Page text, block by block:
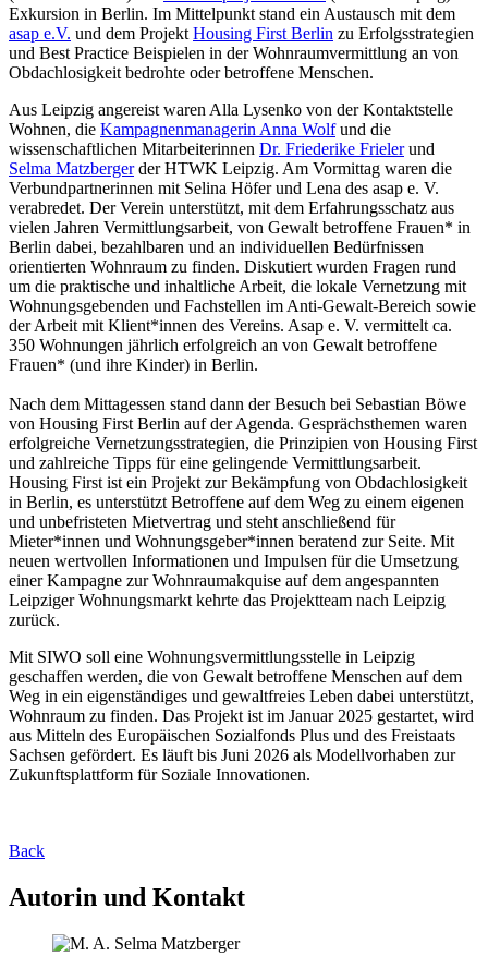
Exkursion in Berlin. Im Mittelpunkt stand ein Austausch mit dem
asap e.V. und dem Projekt Housing First Berlin zu Erfolgsstrategien
und Best Practice Beispielen in der Wohnraumvermittlung an von
Obdachlosigkeit bedrohte oder betroffene Menschen.
Aus Leipzig angereist waren Alla Lysenko von der Kontaktstelle
Wohnen, die Kampagnenmanagerin Anna Wolfund die
wissenschaftlichen Mitarbeiterinnen Dr. Friederike Frielerund
Selma Matzbergerder HTWK Leipzig. Am Vormittag waren die
Verbundpartnerinnen mit Selina Höfer und Lena des asap e. V.
verabredet. Der Verein unterstützt, mit dem Erfahrungsschatz aus
vielen Jahren Vermittlungsarbeit, von Gewalt betroffene Frauen* in
Berlin dabei, bezahlbaren und an individuellen Bedürfnissen
orientierten Wohnraum zu finden. Diskutiert wurden Fragen rund
um die praktische und inhaltliche Arbeit, die lokale Vernetzung mit
Wohnungsgebenden und Fachstellen im Anti-Gewalt-Bereich sowie
der Arbeit mit Klient*innen des Vereins. Asap e. V. vermittelt ca.
350 Wohnungen jährlich erfolgreich an von Gewalt betroffene
Frauen* (und ihre Kinder) in Berlin.
Nach dem Mittagessen stand dann der Besuch bei Sebastian Böwe
von Housing First Berlin auf der Agenda. Gesprächsthemen waren
erfolgreiche Vernetzungsstrategien, die Prinzipien von Housing First
und zahlreiche Tipps für eine gelingende Vermittlungsarbeit.
Housing First ist ein Projekt zur Bekämpfung von Obdachlosigkeit
in Berlin, es unterstützt Betroffene auf dem Weg zu einem eigenen
und unbefristeten Mietvertrag und steht anschließend für
Mieter*innen und Wohnungsgeber*innen beratend zur Seite. Mit
neuen wertvollen Informationen und Impulsen für die Umsetzung
einer Kampagne zur Wohnraumakquise auf dem angespannten
Leipziger Wohnungsmarkt kehrte das Projektteam nach Leipzig
zurück.
Mit SIWO soll eine Wohnungsvermittlungsstelle in Leipzig
geschaffen werden, die von Gewalt betroffene Menschen auf dem
Weg in ein eigenständiges und gewaltfreies Leben dabei unterstützt,
Wohnraum zu finden. Das Projekt ist im Januar 2025 gestartet, wird
aus Mitteln des Europäischen Sozialfonds Plus und des Freistaats
Sachsen gefördert. Es läuft bis Juni 2026 als Modellvorhaben zur
Zukunftsplattform für Soziale Innovationen.
Back
Autorin und Kontakt